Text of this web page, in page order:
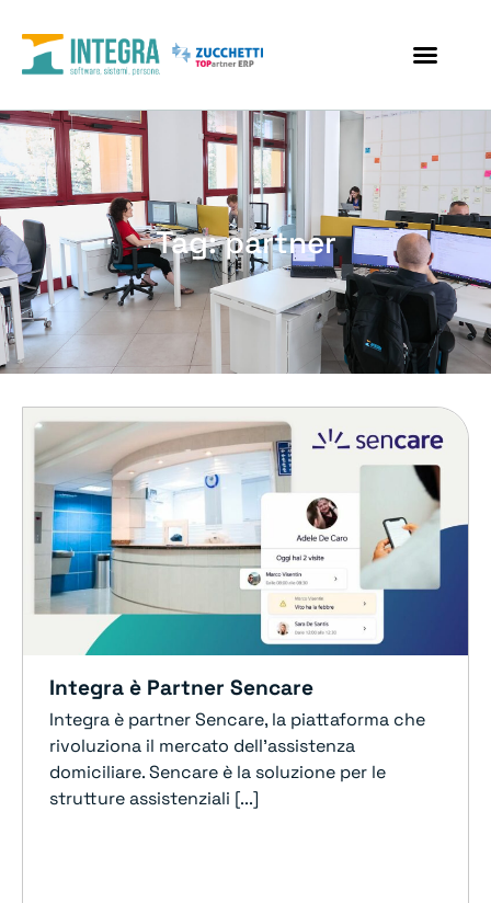
Tag: partner
Integra è Partner Sencare
Integra è partner Sencare, la piattaforma che
rivoluziona il mercato dell’assistenza
domiciliare. Sencare è la soluzione per le
strutture assistenziali [...]